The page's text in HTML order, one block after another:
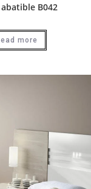
B042
more